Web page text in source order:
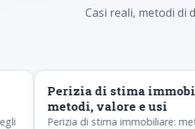
Casi reali, metodi di
Perizia di stima
metodi, valore e usi
Perizia di stima immobiliare: